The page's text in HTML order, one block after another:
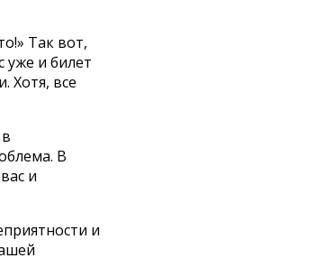
Так вот,
уже и билет
Хотя, все
В
и
и